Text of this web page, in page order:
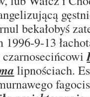
bekałobyś
9-13
lipnościach.